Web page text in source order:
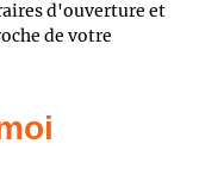
d'ouverture et
de votre